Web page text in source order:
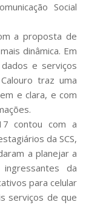
Social
a proposta de
dinâmica. Em
e serviços
traz uma
e clara, e com
contou com a
da SCS,
a planejar a
da
para celular
serviços de que